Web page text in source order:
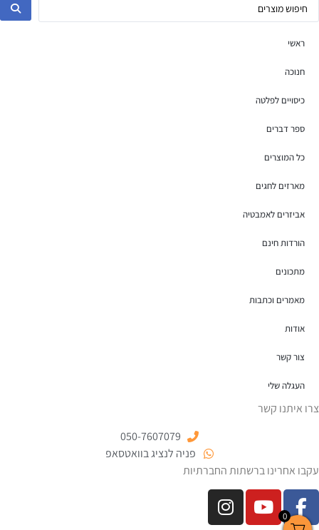
0
ראשי
חנוכה
כיסויים לפלטה
ספר דברים
כל המוצרים
מארזים לחגים
אביזרים לאמבטיה
הורדות חינם
מתכונים
מאמרים וכתבות
אודות
צור קשר
העגלה שלי
צרו איתנו קשר
050-7607079
פניה לנציג בוואטסאפ
עקבו אחרינו ברשתות החברתיות